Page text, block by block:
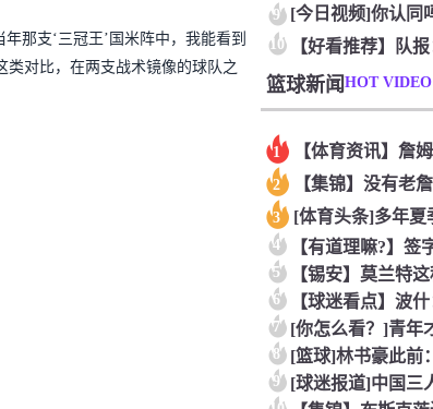
那支‘三冠王’国米阵中，我能看到
对比，在两支战术镜像的球队之
9
10
篮球新闻 HOT VIDEO
1
2
3
4
5
6
7
8
9